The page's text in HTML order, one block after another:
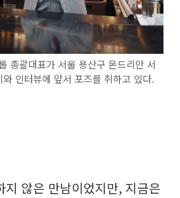
총괄대표가 서울 용산구 몬드리안 서
인터뷰에 앞서 포즈를 취하고 있다.
지 않은 만남이었지만, 지금은